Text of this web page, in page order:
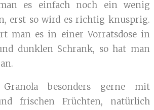
es einfach noch ein wenig
erst so wird es richtig knusprig.
man es in einer Vorratsdose in
dunklen Schrank, so hat man
besonders gerne mit
frischen Früchten, natürlich